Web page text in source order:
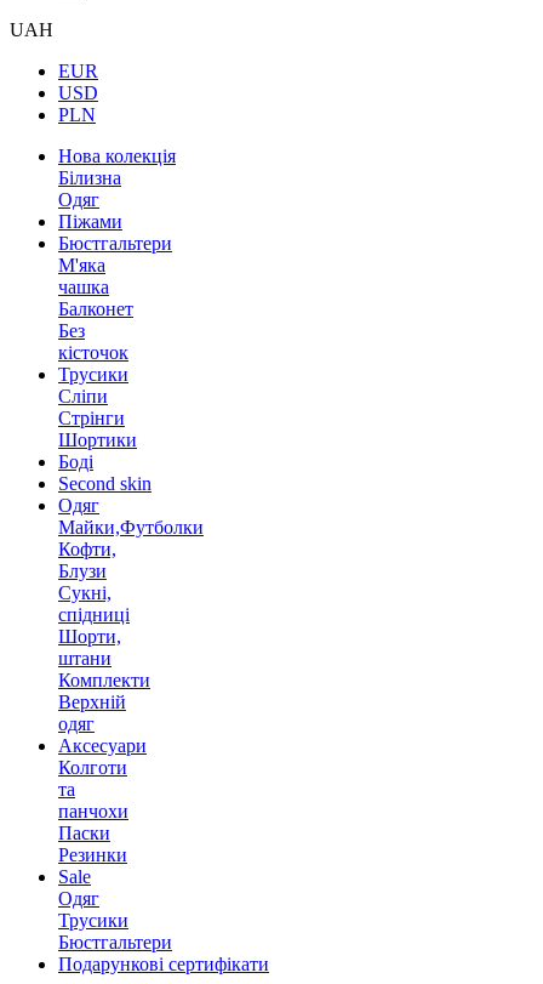
UAH
EUR
USD
PLN
Нова колекція
Білизна
Одяг
Піжами
Бюстгальтери
М'яка
чашка
Балконет
Без
кісточок
Трусики
Сліпи
Стрінги
Шортики
Боді
Second skin
Одяг
Майки,Футболки
Кофти,
Блузи
Сукні,
спідниці
Шорти,
штани
Комплекти
Верхній
одяг
Аксесуари
Колготи
та
панчохи
Паски
Резинки
Sale
Одяг
Трусики
Бюстгальтери
Подарункові сертифікати